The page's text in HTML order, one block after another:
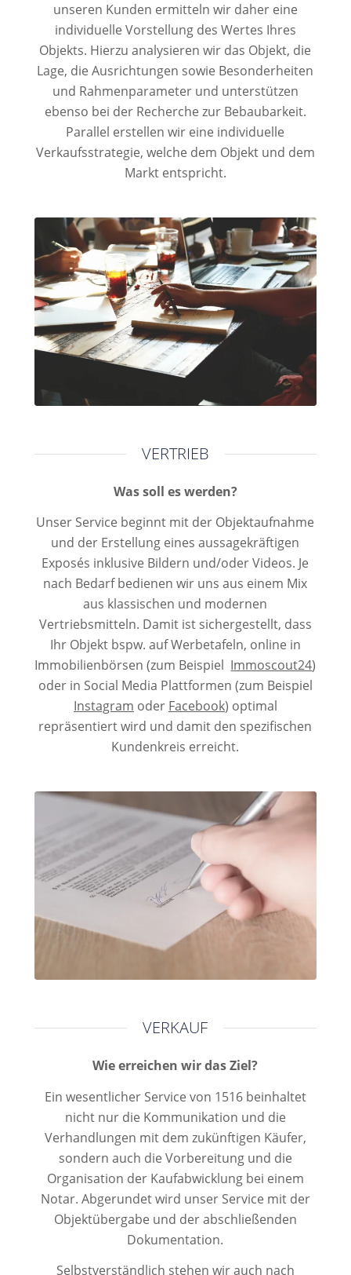
unseren Kunden ermitteln wir daher eine
individuelle Vorstellung des Wertes Ihres
Objekts. Hierzu analysieren wir das Objekt, die
Lage, die Ausrichtungen sowie Besonderheiten
und Rahmenparameter und unterstützen
ebenso bei der Recherche zur Bebaubarkeit.
Parallel erstellen wir eine individuelle
Verkaufsstrategie, welche dem Objekt und dem
Markt entspricht.
VERTRIEB
Was soll es werden?
Unser Service beginnt mit der Objektaufnahme
und der Erstellung eines aussagekräftigen
Exposés inklusive Bildern und/oder Videos. Je
nach Bedarf bedienen wir uns aus einem Mix
aus klassischen und modernen
Vertriebsmitteln. Damit ist sichergestellt, dass
Ihr Objekt bspw. auf Werbetafeln, online in
Immobilienbörsen (zum Beispiel Immoscout24)
oder in Social Media Plattformen (zum Beispiel
Instagram oder Facebook) optimal
repräsentiert wird und damit den spezifischen
Kundenkreis erreicht.
VERKAUF
Wie erreichen wir das Ziel?
Ein wesentlicher Service von 1516 beinhaltet
nicht nur die Kommunikation und die
Verhandlungen mit dem zukünftigen Käufer,
sondern auch die Vorbereitung und die
Organisation der Kaufabwicklung bei einem
Notar. Abgerundet wird unser Service mit der
Objektübergabe und der abschließenden
Dokumentation.
Selbstverständlich stehen wir auch nach